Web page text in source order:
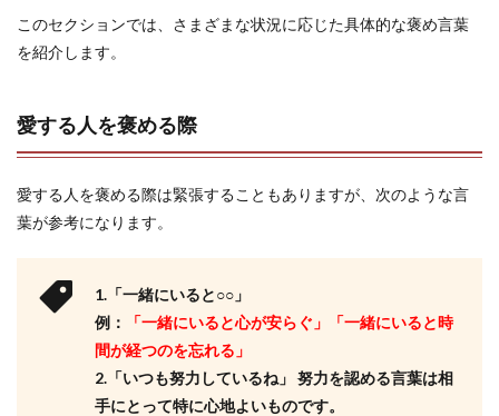
このセクションでは、さまざまな状況に応じた具体的な褒め言葉
を紹介します。
愛する人を褒める際
愛する人を褒める際は緊張することもありますが、次のような言
葉が参考になります。
1.「一緒にいると○○」
例：
「一緒にいると心が安らぐ」「一緒にいると時
間が経つのを忘れる」
2.「いつも努力しているね」 努力を認める言葉は相
手にとって特に心地よいものです。